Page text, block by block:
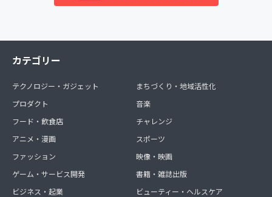
カテゴリー
テクノロジー・ガジェット
プロダクト
フード・飲食店
アニメ・漫画
ファッション
ゲーム・サービス開発
ビジネス・起業
まちづくり・地域活性化
音楽
チャレンジ
スポーツ
映像・映画
書籍・雑誌出版
ビューティー・ヘルスケア